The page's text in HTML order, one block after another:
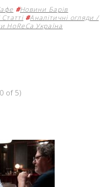
#Новини Барів
#Аналітичні огляди /
HoReCa Україна
0 of 5)